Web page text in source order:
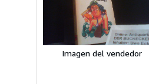
Imagen del vendedor